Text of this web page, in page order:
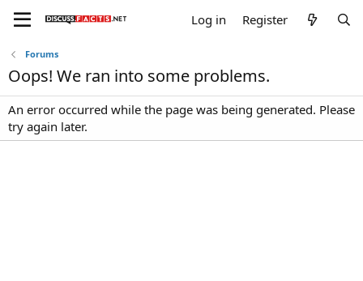
Log in Register
Forums
Oops! We ran into some problems.
An error occurred while the page was being generated. Please
try again later.